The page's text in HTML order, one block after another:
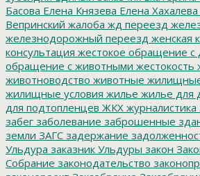
Басова Елена Князева Елена Хахалева
Вепринский жалоба жд переезд
железнодорожный переезд женская
консультация жестокое обращение с
обращение с животными жестокость
животноводство животные
жилищные условия жилье жилье для
для подтопленцев ЖКХ журналистика
забег заболевание заброшенные
земли ЗАГС задержание
Ульдура заказник Ульдуры закон
Собрание законодательство